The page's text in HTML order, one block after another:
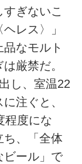
ぎないこ
レス〉」
なモルト
厳禁だ。
し、室温22
注ぐと、
程度にな
ち、「全体
ビール」で